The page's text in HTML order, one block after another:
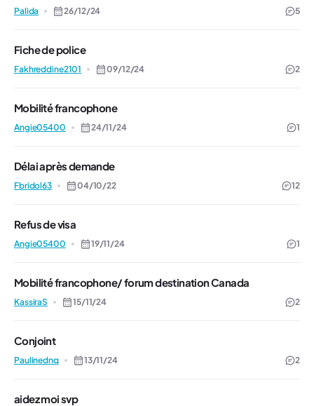
Palida 26/12/24 5
Fiche de police
Fakhreddine2101 09/12/24 2
Mobilité francophone
Angie05400 24/11/24 1
Délai après demande
Fbridol63 04/10/22 12
Refus de visa
Angie05400 19/11/24 1
Mobilité francophone/ forum destination Canada
KassiraS 15/11/24 2
Conjoint
Paulinednq 13/11/24 2
aidez moi svp